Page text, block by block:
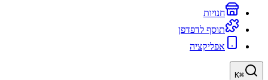
חנויות
תוסף לדפדפן
אפליקציה
⌘
K